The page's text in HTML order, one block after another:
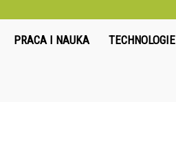
PRACA I NAUKA TECHNOLOGIE